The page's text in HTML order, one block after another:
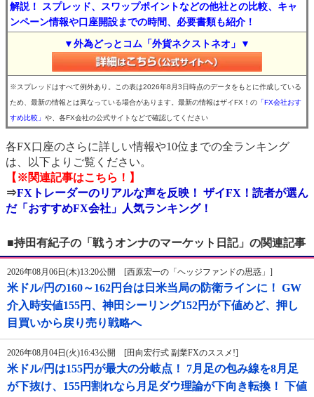
解説！ スプレッド、スワップポイントなどの他社との比較、キャ
ンペーン情報や口座開設までの時間、必要書類も紹介！
▼外為どっとコム「外貨ネクストネオ」▼
※スプレッドはすべて例外あり。この表は2026年8月3日時点のデータをもとに作成している
ため、最新の情報とは異なっている場合があります。最新の情報はザイFX！の 「FX会社おす
すめ比較」 や、各FX会社の公式サイトなどで確認してください
各FX口座のさらに詳しい情報や10位までの全ランキング
は、以下よりご覧ください。
【※関連記事はこちら！】
⇒FXトレーダーのリアルな声を反映！ ザイFX！読者が選ん
だ「おすすめFX会社」人気ランキング！
■持田有紀子の「戦うオンナのマーケット日記」の関連記事
2026年08月06日(木)13:20公開 [西原宏一の「ヘッジファンドの思惑」]
米ドル/円の160～162円台は日米当局の防衛ラインに！ GW
介入時安値155円、神田シーリング152円が下値めど、押し
目買いから戻り売り戦略へ
2026年08月04日(火)16:43公開 [田向宏行式 副業FXのススメ!]
米ドル/円は155円が最大の分岐点！ 7月足の包み線を8月足
が下抜け、155円割れなら月足ダウ理論が下向き転換！ 下値